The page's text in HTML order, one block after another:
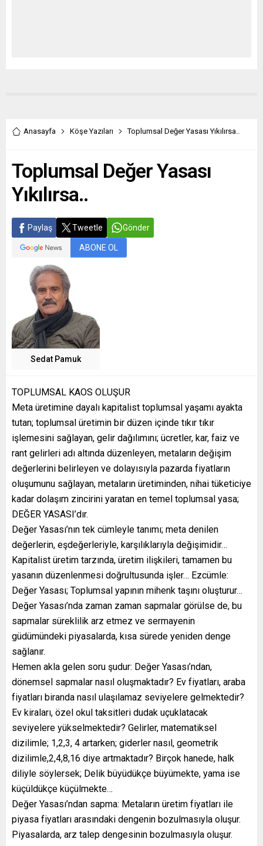
Anasayfa Köşe Yazıları Toplumsal Değer Yasası Yıkılırsa..
Toplumsal Değer Yasası
Yıkılırsa..
Paylaş Tweetle Gönder
ABONE OL
Sedat Pamuk
TOPLUMSAL KAOS OLUŞUR
Meta üretimine dayalı kapitalist toplumsal yaşamı ayakta
tutan; toplumsal üretimin bir düzen içinde tıkır tıkır
işlemesini sağlayan, gelir dağılımını; ücretler, kar, faiz ve
rant gelirleri adı altında düzenleyen, metaların değişim
değerlerini belirleyen ve dolayısıyla pazarda fiyatların
oluşumunu sağlayan, metaların üretiminden, nihai tüketiciye
kadar dolaşım zincirini yaratan en temel toplumsal yasa;
DEĞER YASASI’dır.
Değer Yasası’nın tek cümleyle tanımı; meta denilen
değerlerin, eşdeğerleriyle, karşılıklarıyla değişimidir…
Kapitalist üretim tarzında, üretim ilişkileri, tamamen bu
yasanın düzenlenmesi doğrultusunda işler… Ezcümle:
Değer Yasası; Toplumsal yapının mihenk taşını oluşturur…
Değer Yasası’nda zaman zaman sapmalar görülse de, bu
sapmalar süreklilik arz etmez ve sermayenin
güdümündeki piyasalarda, kısa sürede yeniden denge
sağlanır.
Hemen akla gelen soru şudur: Değer Yasası’ndan,
dönemsel sapmalar nasıl oluşmaktadır? Ev fiyatları, araba
fiyatları biranda nasıl ulaşılamaz seviyelere gelmektedir?
Ev kiraları, özel okul taksitleri dudak uçuklatacak
seviyelere yükselmektedir? Gelirler, matematiksel
dizilimle; 1,2,3, 4 artarken; giderler nasıl, geometrik
dizilimle,2,4,8,16 diye artmaktadır? Birçok hanede, halk
diliyle söylersek; Delik büyüdükçe büyümekte, yama ise
küçüldükçe küçülmekte…
Değer Yasası’ndan sapma: Metaların üretim fiyatları ile
piyasa fiyatları arasındaki dengenin bozulmasıyla oluşur.
Piyasalarda, arz talep dengesinin bozulmasıyla oluşur.